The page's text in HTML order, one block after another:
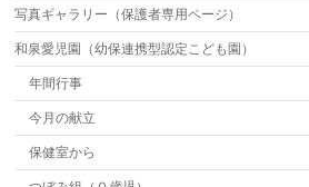
写真ギャラリー（保護者専用ページ）
和泉愛児園（幼保連携型認定こども園）
年間行事
今月の献立
保健室から